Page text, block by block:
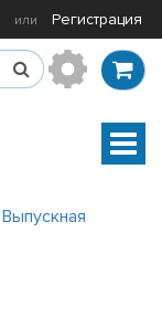
или Регистрация
Выпускная